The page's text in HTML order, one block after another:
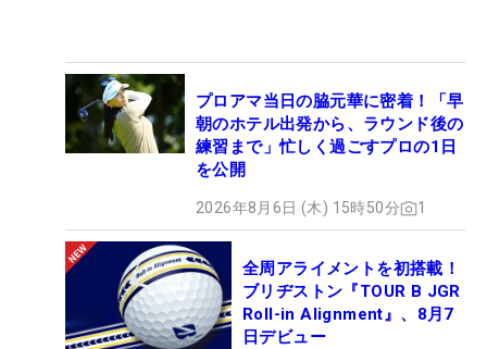
プロアマ当日の脇元華に密着！「早
朝のホテル出発から、ラウンド後の
練習まで」忙しく過ごすプロの1日
を公開
2026年8月6日 (木) 15時50分 1
全周アライメントを初搭載！
ブリヂストン『TOUR B JGR
Roll-in Alignment』、8月7
日デビュー